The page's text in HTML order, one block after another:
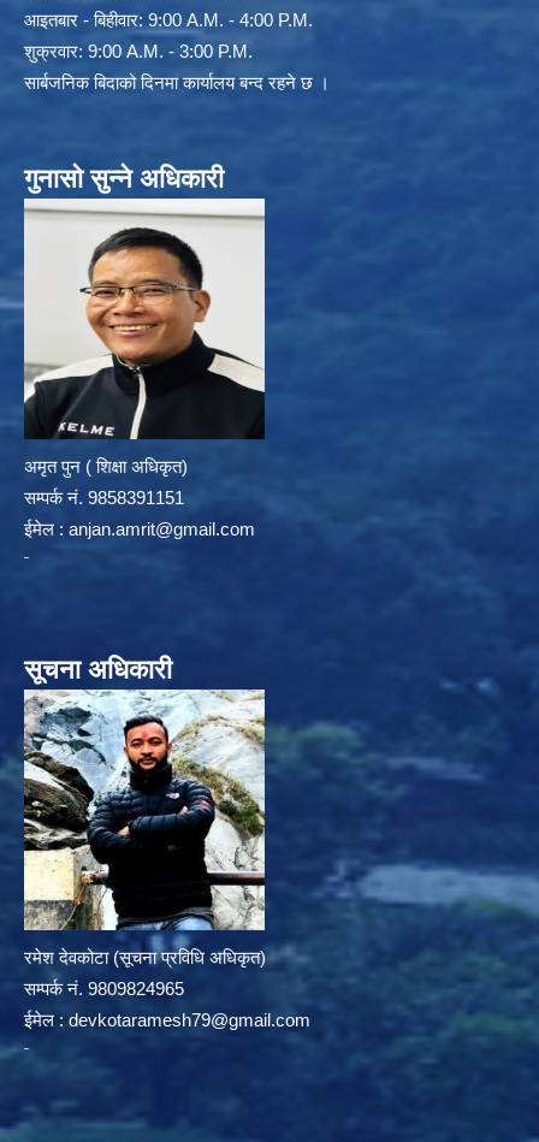
आइतबार - बिहीवार: 9:00 A.M. - 4:00 P.M.
शुक्रवार: 9:00 A.M. - 3:00 P.M.
सार्बजनिक बिदाको दिनमा कार्यालय बन्द रहने छ ।
गुनासो सुन्ने अधिकारी
अमृत पुन ( शिक्षा अधिकृत)
सम्पर्क न‌ं. 9858391151
ईमेल : anjan.amrit@gmail.com
सूचना अधिकारी
रमेश देवकोटा (सूचना प्रविधि अधिकृत)
सम्पर्क न‌ं. 9809824965
ईमेल : devkotaramesh79@gmail.com